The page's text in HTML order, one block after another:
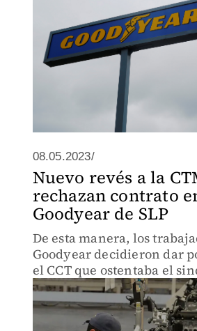
08.05.2023/
Nuevo revés a la
rechazan contrato
Goodyear de SLP
De esta manera, los
Goodyear decidieron dar
el CCT que ostentaba el